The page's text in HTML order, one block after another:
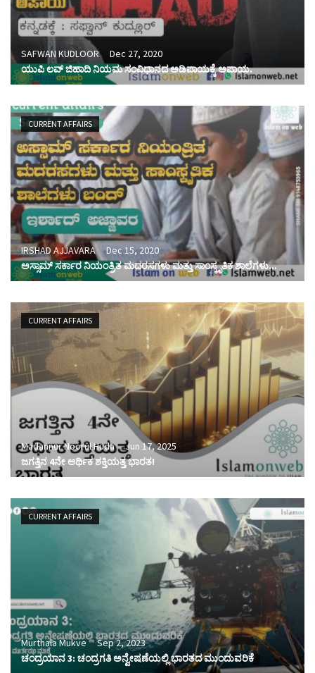
SAFWAN KUDLOOR
Dec 27, 2020
ಯುಪಿ ಲವ್ ಜಿಹಾದಿ ನಿಯಮ ಸಂವಿಧಾನದ ಅಡಿಪಾಯಕ್ಕೆ ಅಪಾಯ.
CURRENT AFFAIRS
IRSHAD AJJAVARA
Dec 15, 2020
ಅಸ್ಸಾಮ್ ಸರ್ಕಾರ ನಿಯಂತ್ರಿತ ಮದರಸಗಳು ಮತ್ತು ಸಾಂಸ್ಕೃತಿಕ ಶಾಲೆಗಳು...
CURRENT AFFAIRS
Madannur Noorul Huda
Jun 17, 2025
ಜಗತ್ತಿನ 4ನೇ ಆರ್ಥಿಕ ಶಕ್ತಿಯತ್ತ ಭಾರತ!
CURRENT AFFAIRS
Murthala Mukve
Sep 2, 2023
ಚಂದ್ರಯಾನ 3: ಚಂದ್ರಗತಿ ಅನ್ವೇಷಣೆಯಲ್ಲಿ ಭಾರತದ ಮುಂದುವರಿಕೆ